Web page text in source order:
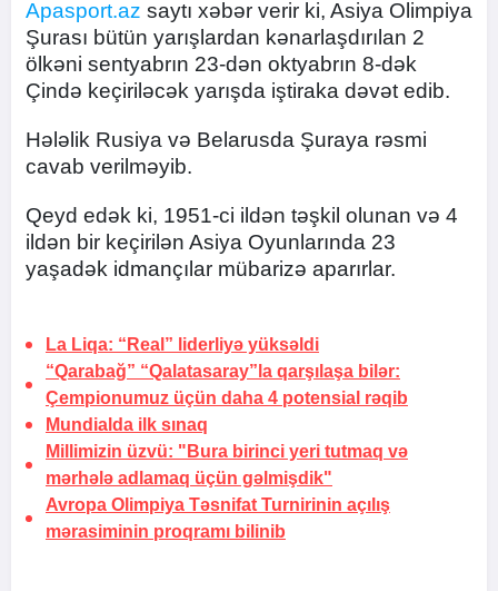
Apasport.az saytı xəbər verir ki, Asiya Olimpiya
Şurası bütün yarışlardan kənarlaşdırılan 2
ölkəni sentyabrın 23-dən oktyabrın 8-dək
Çində keçiriləcək yarışda iştiraka dəvət edib.
Hələlik Rusiya və Belarusda Şuraya rəsmi
cavab verilməyib.
Qeyd edək ki, 1951-ci ildən təşkil olunan və 4
ildən bir keçirilən Asiya Oyunlarında 23
yaşadək idmançılar mübarizə aparırlar.
La Liqa: “Real” liderliyə yüksəldi
“Qarabağ” “Qalatasaray”la qarşılaşa bilər:
Çempionumuz üçün daha 4 potensial rəqib
Mundialda ilk sınaq
Millimizin üzvü: "Bura birinci yeri tutmaq və
mərhələ adlamaq üçün gəlmişdik"
Avropa Olimpiya Təsnifat Turnirinin açılış
mərasiminin proqramı bilinib